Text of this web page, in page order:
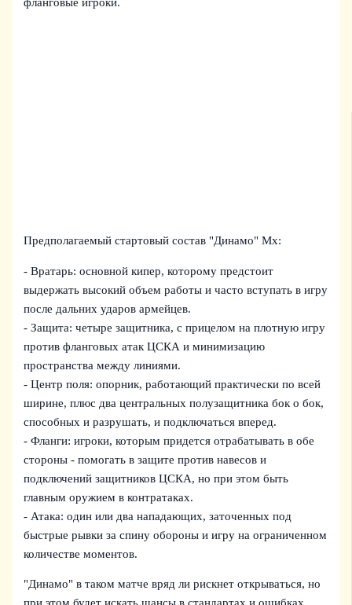
Предполагаемый стартовый состав "Динамо" Мх:
- Вратарь: основной кипер, которому предстоит
выдержать высокий объем работы и часто вступать в игру
после дальних ударов армейцев.
- Защита: четыре защитника, с прицелом на плотную игру
против фланговых атак ЦСКА и минимизацию
пространства между линиями.
- Центр поля: опорник, работающий практически по всей
ширине, плюс два центральных полузащитника бок о бок,
способных и разрушать, и подключаться вперед.
- Фланги: игроки, которым придется отрабатывать в обе
стороны - помогать в защите против навесов и
подключений защитников ЦСКА, но при этом быть
главным оружием в контратаках.
- Атака: один или два нападающих, заточенных под
быстрые рывки за спину обороны и игру на ограниченном
количестве моментов.
"Динамо" в таком матче вряд ли рискнет открываться, но